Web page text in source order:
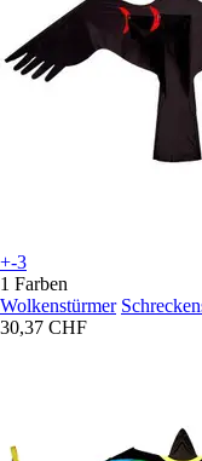
+-3
1 Farben
Wolkenstürmer
30,37 CHF